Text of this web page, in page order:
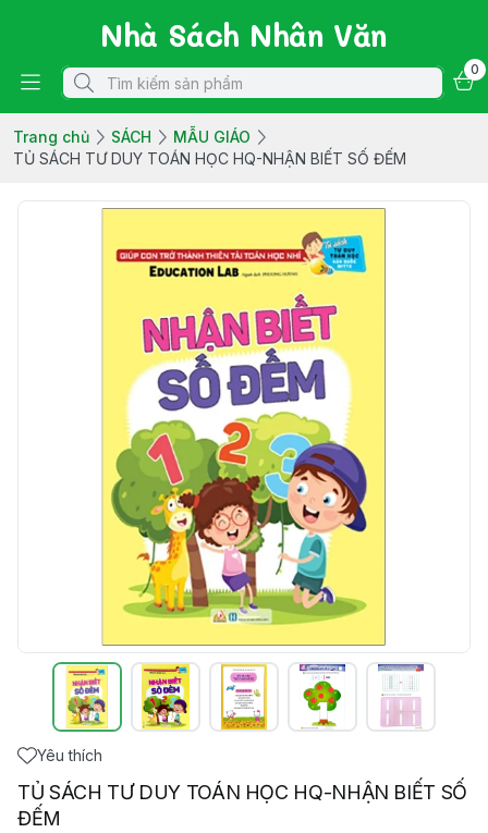
Nhà Sách Nhân Văn
0
Trang chủ SÁCH
MẪU GIÁO
TỦ SÁCH TƯ DUY TOÁN HỌC HQ-NHẬN BIẾT SỐ ĐẾM
Yêu thích
TỦ SÁCH TƯ DUY TOÁN HỌC HQ-NHẬN BIẾT SỐ
ĐẾM